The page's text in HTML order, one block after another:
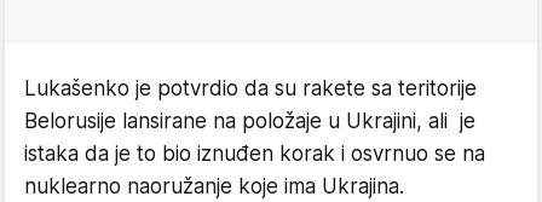
Lukašenko je potvrdio da su rakete sa teritorije
Belorusije lansirane na položaje u Ukrajini, ali je
istaka da je to bio iznuđen korak i osvrnuo se na
nuklearno naoružanje koje ima Ukrajina.